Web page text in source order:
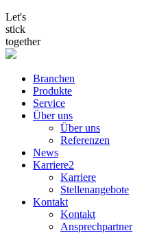
Let's
stick
together
Branchen
Produkte
Service
Über uns
Über uns
Referenzen
News
Karriere2
Karriere
Stellenangebote
Kontakt
Kontakt
Ansprechpartner